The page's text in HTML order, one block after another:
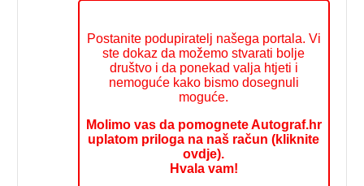
Postanite podupiratelj našega portala. Vi
ste dokaz da možemo stvarati bolje
društvo i da ponekad valja htjeti i
nemoguće kako bismo dosegnuli
moguće.
Molimo vas da pomognete Autograf.hr
uplatom priloga na naš račun (kliknite
ovdje).
Hvala vam!